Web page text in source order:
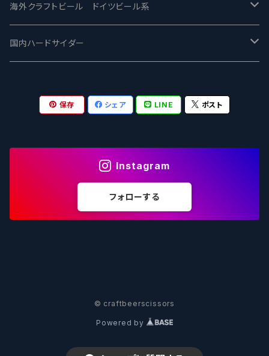
ワイマーケットブルーイング Y.Market Brewing
志賀高原ビール - SIGAKOGEN
箕面ビール - MINOH BEER
サンクトガーレン - Sankt Gallen
ウェストコーストブルーイング -WCB
Tokyo AleWorks -トウキョウエールワークス
Lagunitas ラグニタス
FirestoneWalker ファイアストーン
Mikkeller ミッケラー
Hop Nation ホップネーション
Brewski ブリュースキー
SierraNevada -シエラネバダ
BrewDog Brewery - ブリュードッグ
The Flying Inn / ザ フライイング イン
Lambiek Fabriek - ファブリーク
Marble / マーブル
Buxton - バクストン
Carbon brews -カーボン
TAIHU - タイフー
Behemoth - ベヒーモス
BODRIGGY BREWING ボッドリッジー
CO-CONSPIRATORS コ・コンスピレーターズ
Deep Creek Brewing Co.
8 Wired エイトワイアード
Isthmus イスムス
Mountain Culture マウンテンカルチャー
Jackie O's ジャッキーオーズ
Westbrook ウェストブルック
Strathcona ストラスコナ
ODIN BREWING オディン
Electric Bicycle エレクトリックバイシクル
33 Brewing Experiment
海外クラフトビール ドイツビール系
Karmeliten カーメリテン
Früh フリュー
Plank プランク
Tucher トゥーハー
国内ハードサイダー
保存 シェア LINE ポスト
Instagram
フォローする
© craftbeerscissors
Powered by